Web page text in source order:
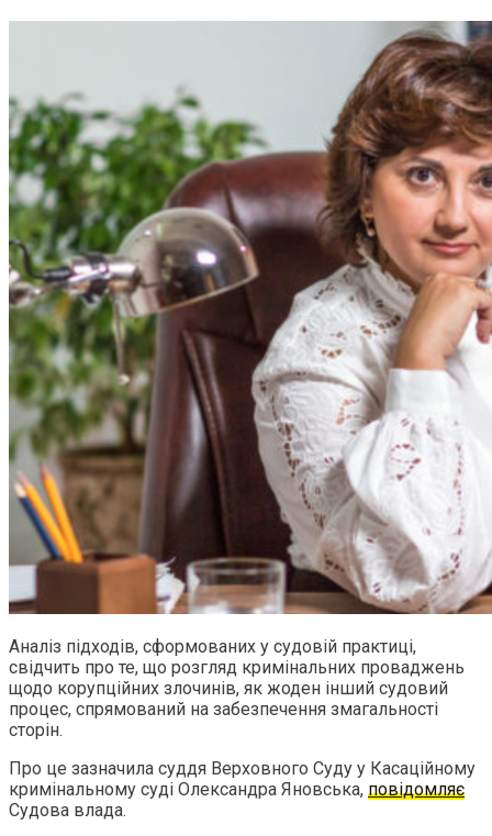
Аналіз підходів, сформованих у судовій практиці,
свідчить про те, що розгляд кримінальних проваджень
щодо корупційних злочинів, як жоден інший судовий
процес, спрямований на забезпечення змагальності
сторін.
Про це зазначила суддя Верховного Суду у Касаційному
кримінальному суді Олександра Яновська, повідомляє
Судова влада.